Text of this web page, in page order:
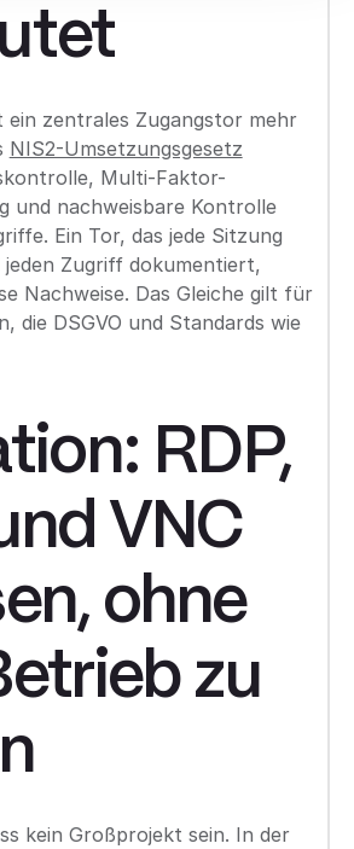
ein zentrales Zugangstor mehr
NIS2-Umsetzungsgesetz
Multi-Faktor-
und nachweisbare Kontrolle
Ein Tor, das jede Sitzung
Zugriff dokumentiert,
Nachweise. Das Gleiche gilt für
die DSGVO und Standards wie
RDP,
VNC
ohne
zu
kein Großprojekt sein. In der